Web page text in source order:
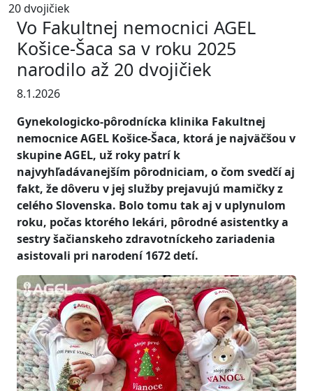
20 dvojičiek
Vo Fakultnej nemocnici AGEL
Košice-Šaca sa v roku 2025
narodilo až 20 dvojičiek
8.1.2026
Gynekologicko-pôrodnícka klinika Fakultnej
nemocnice AGEL Košice-Šaca, ktorá je najväčšou v
skupine AGEL, už roky patrí k
najvyhľadávanejším pôrodniciam, o čom svedčí aj
fakt, že dôveru v jej služby prejavujú mamičky z
celého Slovenska. Bolo tomu tak aj v uplynulom
roku, počas ktorého lekári, pôrodné asistentky a
sestry šačianskeho zdravotníckeho zariadenia
asistovali pri narodení 1672 detí.